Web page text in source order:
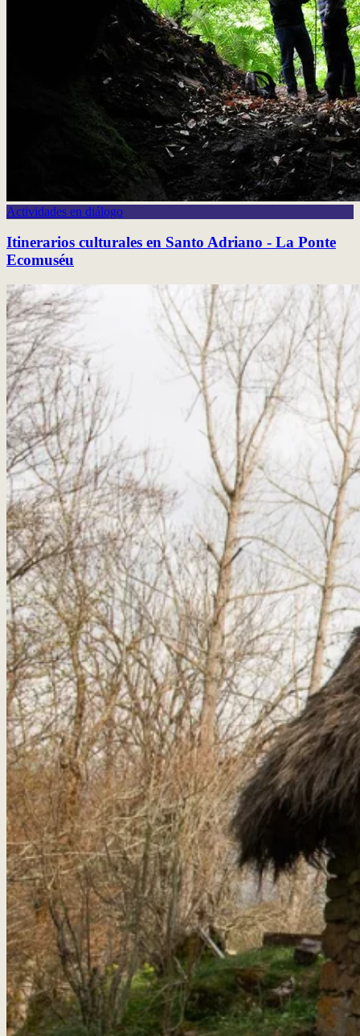
Actividades en diálogo
Itinerarios culturales en Santo Adriano - La Ponte
Ecomuséu